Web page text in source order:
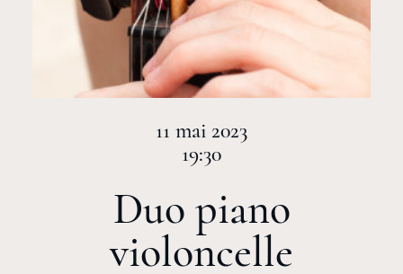
11 mai 2023
19:30
Duo piano
violoncelle